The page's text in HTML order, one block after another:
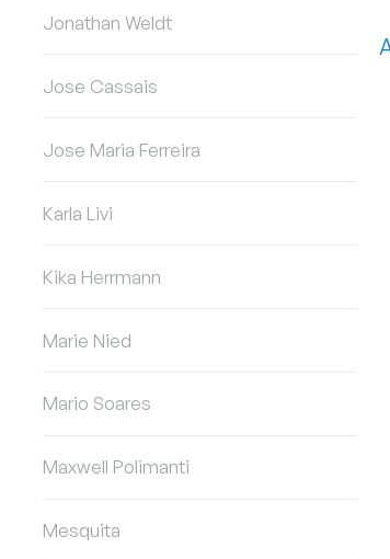
Jonathan Weldt
Jose Cassais
Jose Maria Ferreira
Karla Livi
Kika Herrmann
Marie Nied
Mario Soares
Maxwell Polimanti
Mesquita